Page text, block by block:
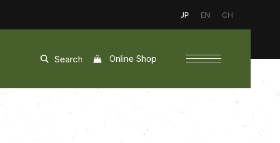
JP EN CH
Search Online Shop